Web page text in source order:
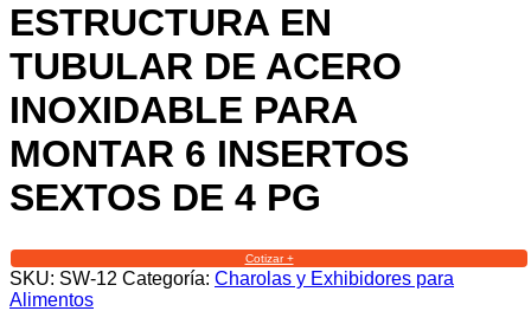
ESTRUCTURA EN
TUBULAR DE ACERO
INOXIDABLE PARA
MONTAR 6 INSERTOS
SEXTOS DE 4 PG
Cotizar +
SKU: SW-12 Categoría: Charolas y Exhibidores para
Alimentos